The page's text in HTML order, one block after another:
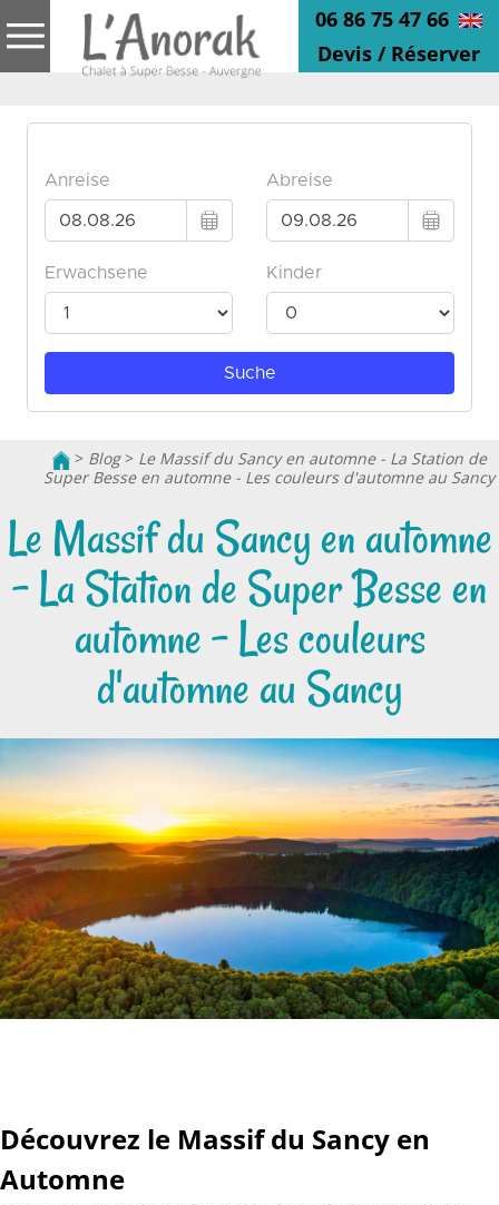
06 86 75 47 66
Devis / Réserver
> Blog> Le Massif du Sancy en automne - La Station de
Super Besse en automne - Les couleurs d'automne au Sancy
Le Massif du Sancy en automne
- La Station de Super Besse en
automne - Les couleurs
d'automne au Sancy
Découvrez le Massif du Sancy en
Automne